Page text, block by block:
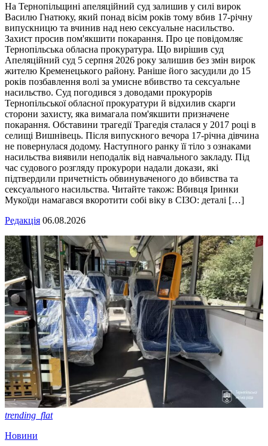
На Тернопільщині апеляційний суд залишив у силі вирок
Василю Гнатюку, який понад вісім років тому вбив 17-річну
випускницю та вчинив над нею сексуальне насильство.
Захист просив пом'якшити покарання. Про це повідомляє
Тернопільська обласна прокуратура. Що вирішив суд
Апеляційний суд 5 серпня 2026 року залишив без змін вирок
жителю Кременецького району. Раніше його засудили до 15
років позбавлення волі за умисне вбивство та сексуальне
насильство. Суд погодився з доводами прокурорів
Тернопільської обласної прокуратури й відхилив скарги
сторони захисту, яка вимагала пом'якшити призначене
покарання. Обставини трагедії Трагедія сталася у 2017 році в
селищі Вишнівець. Після випускного вечора 17-річна дівчина
не повернулася додому. Наступного ранку її тіло з ознаками
насильства виявили неподалік від навчального закладу. Під
час судового розгляду прокурори надали докази, які
підтвердили причетність обвинуваченого до вбивства та
сексуального насильства. Читайте також: Вбивця Іринки
Мукоїди намагався вкоротити собі віку в СІЗО: деталі […]
Редакція 06.08.2026
trending_flat
Новини